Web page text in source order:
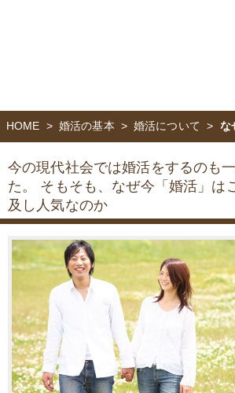
HOME 婚活の基本 婚活について な
今の現代社会では婚活をするのも
た。
そもそも、なぜ今「婚活」は
及し人気なのか